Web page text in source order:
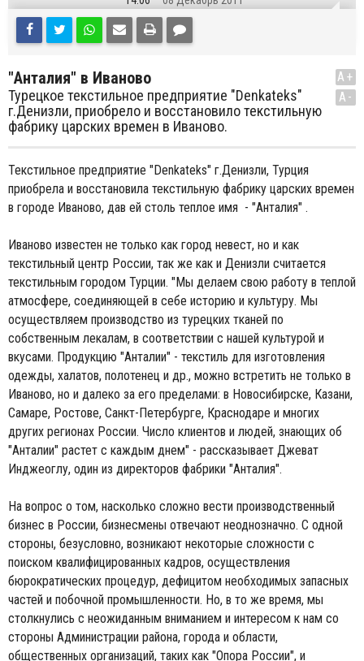
"Анталия" в Иваново
Турецкое текстильное предприятие "Denkateks"
г.Денизли, приобрело и восстановило текстильную
фабрику царских времен в Иваново.
A+
A-
Текстильное предприятие "Denkateks" г.Денизли, Турция
приобрела и восстановила текстильную фабрику царских времен
в городе Иваново, дав ей столь теплое имя - "Анталия" .
Иваново известен не только как город невест, но и как
текстильный центр России, так же как и Денизли считается
текстильным городом Турции. "Мы делаем свою работу в теплой
атмосфере, соединяющей в себе историю и культуру. Мы
осуществляем производство из турецких тканей по
собственным лекалам, в соответствии с нашей культурой и
вкусами. Продукцию "Анталии" - текстиль для изготовления
одежды, халатов, полотенец и др., можно встретить не только в
Иваново, но и далеко за его пределами: в Новосибирске, Казани,
Самаре, Ростове, Санкт-Петербурге, Краснодаре и многих
других регионах России. Число клиентов и людей, знающих об
"Анталии" растет с каждым днем" - рассказывает Джеват
Инджеоглу, один из директоров фабрики "Анталия".
На вопрос о том, насколько сложно вести производственный
бизнес в России, бизнесмены отвечают неоднозначно. С одной
стороны, безусловно, возникают некоторые сложности с
поиском квалифицированных кадров, осуществления
бюрократических процедур, дефицитом необходимых запасных
частей и побочной промышленности. Но, в то же время, мы
столкнулись с неожиданным вниманием и интересом к нам со
стороны Администрации района, города и области,
общественных организаций, таких как "Опора России", и